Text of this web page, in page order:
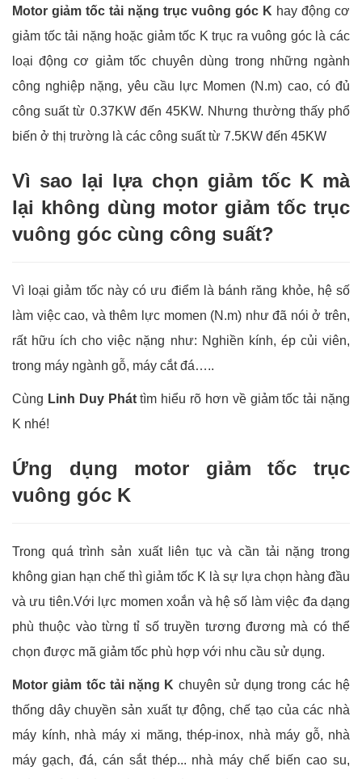
Motor giảm tốc tải nặng trục vuông góc K hay động cơ
giảm tốc tải nặng hoặc giảm tốc K trục ra vuông góc là các
loại động cơ giảm tốc chuyên dùng trong những ngành
công nghiệp nặng, yêu cầu lực Momen (N.m) cao, có đủ
công suất từ 0.37KW đến 45KW. Nhưng thường thấy phổ
biến ở thị trường là các công suất từ 7.5KW đến 45KW
Vì sao lại lựa chọn giảm tốc K mà
lại không dùng motor giảm tốc trục
vuông góc cùng công suất?
Vì loại giảm tốc này có ưu điểm là bánh răng khỏe, hệ số
làm việc cao, và thêm lực momen (N.m) như đã nói ở trên,
rất hữu ích cho việc nặng như: Nghiền kính, ép củi viên,
trong máy ngành gỗ, máy cắt đá…..
Cùng Linh Duy Pháttìm hiểu rõ hơn về giảm tốc tải nặng
K nhé!
Ứng dụng motor giảm tốc trục
vuông góc K
Trong quá trình sản xuất liên tục và cần tải nặng trong
không gian hạn chế thì giảm tốc K là sự lựa chọn hàng đầu
và ưu tiên.Với lực momen xoắn và hệ số làm việc đa dạng
phù thuộc vào từng tỉ số truyền tương đương mà có thể
chọn được mã giảm tốc phù hợp với nhu cầu sử dụng.
Motor giảm tốc tải nặng K chuyên sử dụng trong các hệ
thống dây chuyền sản xuất tự động, chế tạo của các nhà
máy kính, nhà máy xi măng, thép-inox, nhà máy gỗ, nhà
máy gạch, đá, cán sắt thép... nhà máy chế biến cao su,